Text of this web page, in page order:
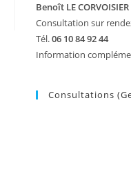
Benoît LE CORVOISIER
Consultation sur
Tél.06 10 84 92 44
Information
Consultations